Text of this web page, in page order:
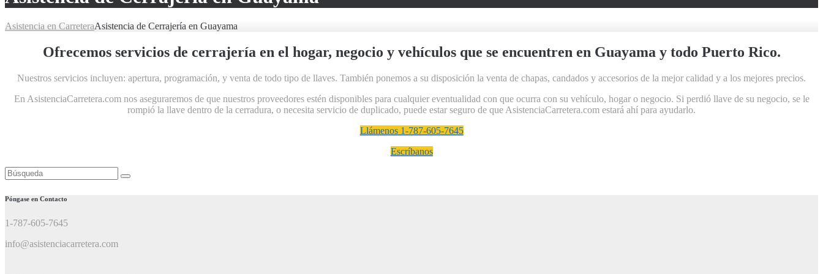
Asistencia en CarreteraAsistencia de Cerrajería en Guayama
Ofrecemos servicios de cerrajería en el hogar, negocio y vehículos que se encuentren en Guayama y todo Puerto Rico.
Nuestros servicios incluyen: apertura, programación, y venta de todo tipo de llaves. También ponemos a su disposición la venta de chapas, candados y accesorios de la mejor calidad y a los mejores precios.
En AsistenciaCarretera.com nos aseguraremos de que nuestros proveedores estén disponibles para cualquier eventualidad con que ocurra con su vehículo, hogar o negocio. Si perdió llave de su negocio, se le
rompió la llave dentro de la cerradura, o necesita servicio de duplicado, puede estar seguro de que AsistenciaCarretera.com estará ahí para ayudarlo.
Llámenos 1-787-605-7645
Escríbanos
Buscar:
Póngase en Contacto
1-787-605-7645
info@asistenciacarretera.com